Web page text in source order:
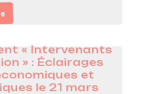
« Intervenants
» : Éclairages
et
le 21 mars